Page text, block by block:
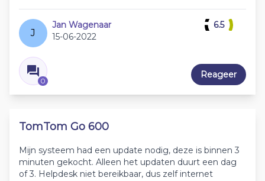
J
Jan Wagenaar
15-06-2022
0
6.5
Reageer
TomTom Go 600
Mijn systeem had een update nodig, deze is binnen 3
minuten gekocht. Alleen het updaten duurt een dag
of 3. Helpdesk niet bereikbaar, dus zelf internet